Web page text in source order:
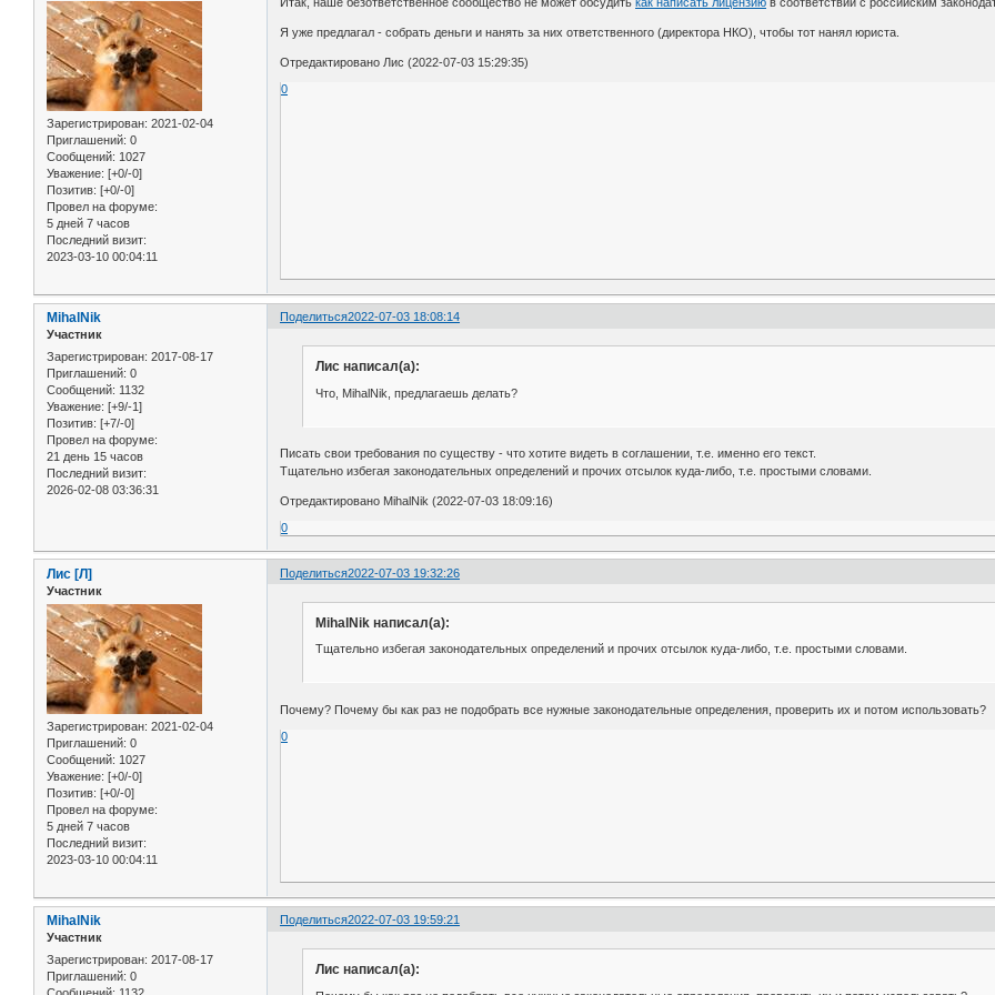
Зарегистрирован: 2021-02-04
Приглашений: 0
Сообщений: 1027
Уважение: [+0/-0]
Позитив: [+0/-0]
Провел на форуме:
5 дней 7 часов
Последний визит:
2023-03-10 00:04:11
Итак, наше безответственное сообщество не может обсудитькак написать лицензию в соответствии с российским
Я уже предлагал - собрать деньги и нанять за них ответственного (директора НКО), чтобы тот нанял юриста.
Отредактировано Лис (2022-07-03 15:29:35)
0
Поделиться2022-07-03 18:08:14
MihalNik
Участник
Зарегистрирован: 2017-08-17
Приглашений: 0
Сообщений: 1132
Уважение: [+9/-1]
Позитив: [+7/-0]
Провел на форуме:
21 день 15 часов
Последний визит:
2026-02-08 03:36:31
Лис написал(а):
Что, MihalNik, предлагаешь делать?
Писать свои требования по существу - что хотите видеть в соглашении, т.е. именно его текст.
Тщательно избегая законодательных определений и прочих отсылок куда-либо, т.е. простыми словами.
Отредактировано MihalNik (2022-07-03 18:09:16)
0
Поделиться2022-07-03 19:32:26
Лис [Л]
Участник
Зарегистрирован: 2021-02-04
Приглашений: 0
Сообщений: 1027
Уважение: [+0/-0]
Позитив: [+0/-0]
Провел на форуме:
5 дней 7 часов
Последний визит:
2023-03-10 00:04:11
MihalNik написал(а):
Тщательно избегая законодательных определений и прочих отсылок куда-либо, т.е. простыми словами.
Почему? Почему бы как раз не подобрать все нужные законодательные определения, проверить их и потом использовать?
0
Поделиться2022-07-03 19:59:21
MihalNik
Участник
Зарегистрирован: 2017-08-17
Приглашений: 0
Сообщений: 1132
Лис написал(а):